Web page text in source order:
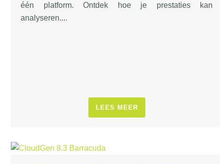
één platform. Ontdek hoe je prestaties kan
analyseren....
LEES MEER